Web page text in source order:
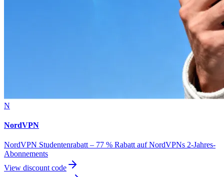
N
NordVPN
NordVPN Studentenrabatt – 77 % Rabatt auf NordVPNs 2-Jahres-
Abonnements
View discount code